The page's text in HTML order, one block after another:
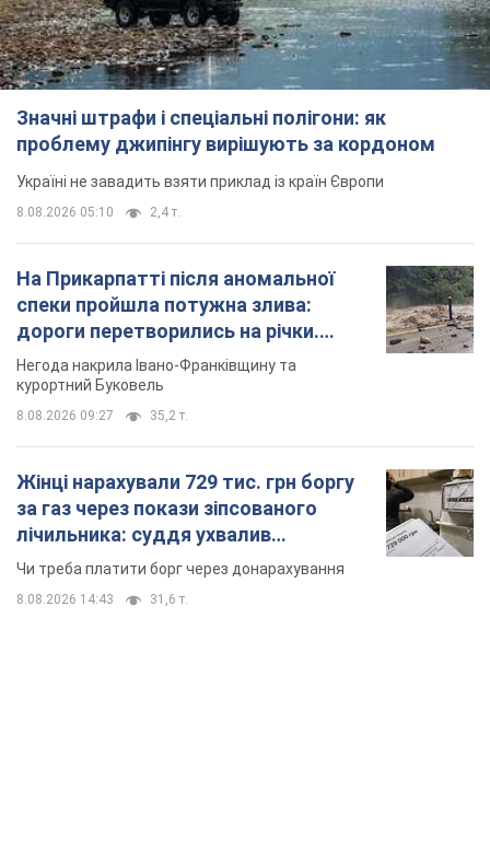
Значні штрафи і спеціальні полігони: як
проблему джипінгу вирішують за кордоном
Україні не завадить взяти приклад із країн Європи
8.08.2026 05:10 2,4 т.
На Прикарпатті після аномальної
спеки пройшла потужна злива:
дороги перетворились на річки.
Відео
Негода накрила Івано-Франківщину та
курортний Буковель
8.08.2026 09:27 35,2 т.
Жінці нарахували 729 тис. грн боргу
за газ через покази зіпсованого
лічильника: суддя ухвалив
неочікуване рішення
Чи треба платити борг через донарахування
8.08.2026 14:43 31,6 т.